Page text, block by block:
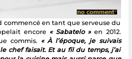
commencé en tant que serveuse du
encore « Sabatelo »en 2012.
commis. « À l’époque, je suivais
chef faisait. Et au fil du temps, j’ai